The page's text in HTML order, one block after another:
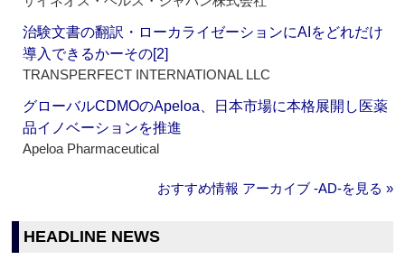
治験文書の翻訳・ローカライゼーションにAIをどれだけ
導入できるかーその[2]
TRANSPERFECT INTERNATIONAL LLC
グローバルCDMOのApeloa、日本市場に本格展開し医薬
品イノベーションを推進
Apeloa Pharmaceutical
おすすめ情報 アーカイブ ‐AD‐を見る »
HEADLINE NEWS